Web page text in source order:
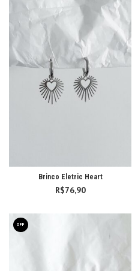
Brinco Eletric Heart
R$76,90
OFF